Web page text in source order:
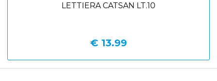
LETTIERA CATSAN LT.10
€ 13.99